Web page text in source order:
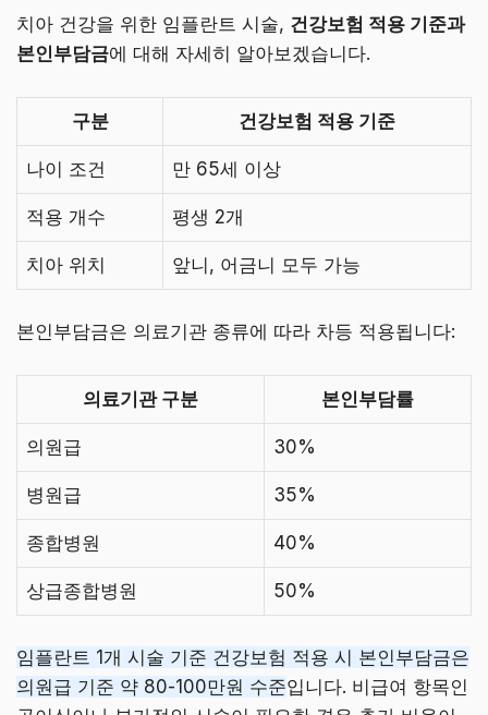
치아 건강을 위한 임플란트 시술, 건강보험 적용 기준과
본인부담금에 대해 자세히 알아보겠습니다.
구분 건강보험 적용 기준
나이 조건 만 65세 이상
적용 개수 평생 2개
치아 위치 앞니, 어금니 모두 가능
본인부담금은 의료기관 종류에 따라 차등 적용됩니다:
의료기관 구분 본인부담률
의원급 30%
병원급 35%
종합병원 40%
상급종합병원 50%
임플란트 1개 시술 기준 건강보험 적용 시 본인부담금은
의원급 기준 약 80-100만원 수준입니다. 비급여 항목인